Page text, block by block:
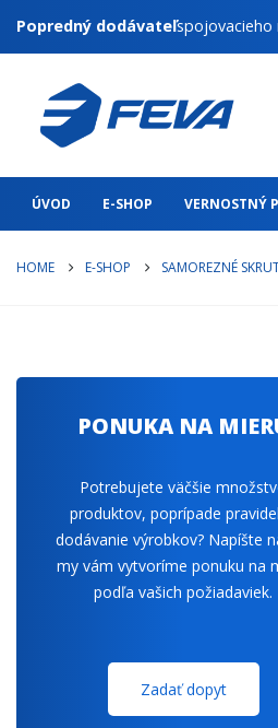
Popredný dodávateľspojovacieho
ÚVOD E-SHOP VERNOSTNÝ
HOME E-SHOP SAMOREZNÉ
PONUKA NA
Potrebujete väčšie
produktov, poprípade
dodávanie výrobkov? Napíšte
my vám vytvoríme ponuku na
podľa vašich požiadaviek.
Zadať dopyt